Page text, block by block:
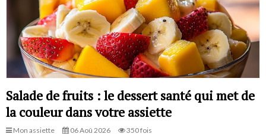
Salade de fruits : le dessert santé qui met de
la couleur dans votre assiette
Mon assiette 06 Aoû 2026 350 fois